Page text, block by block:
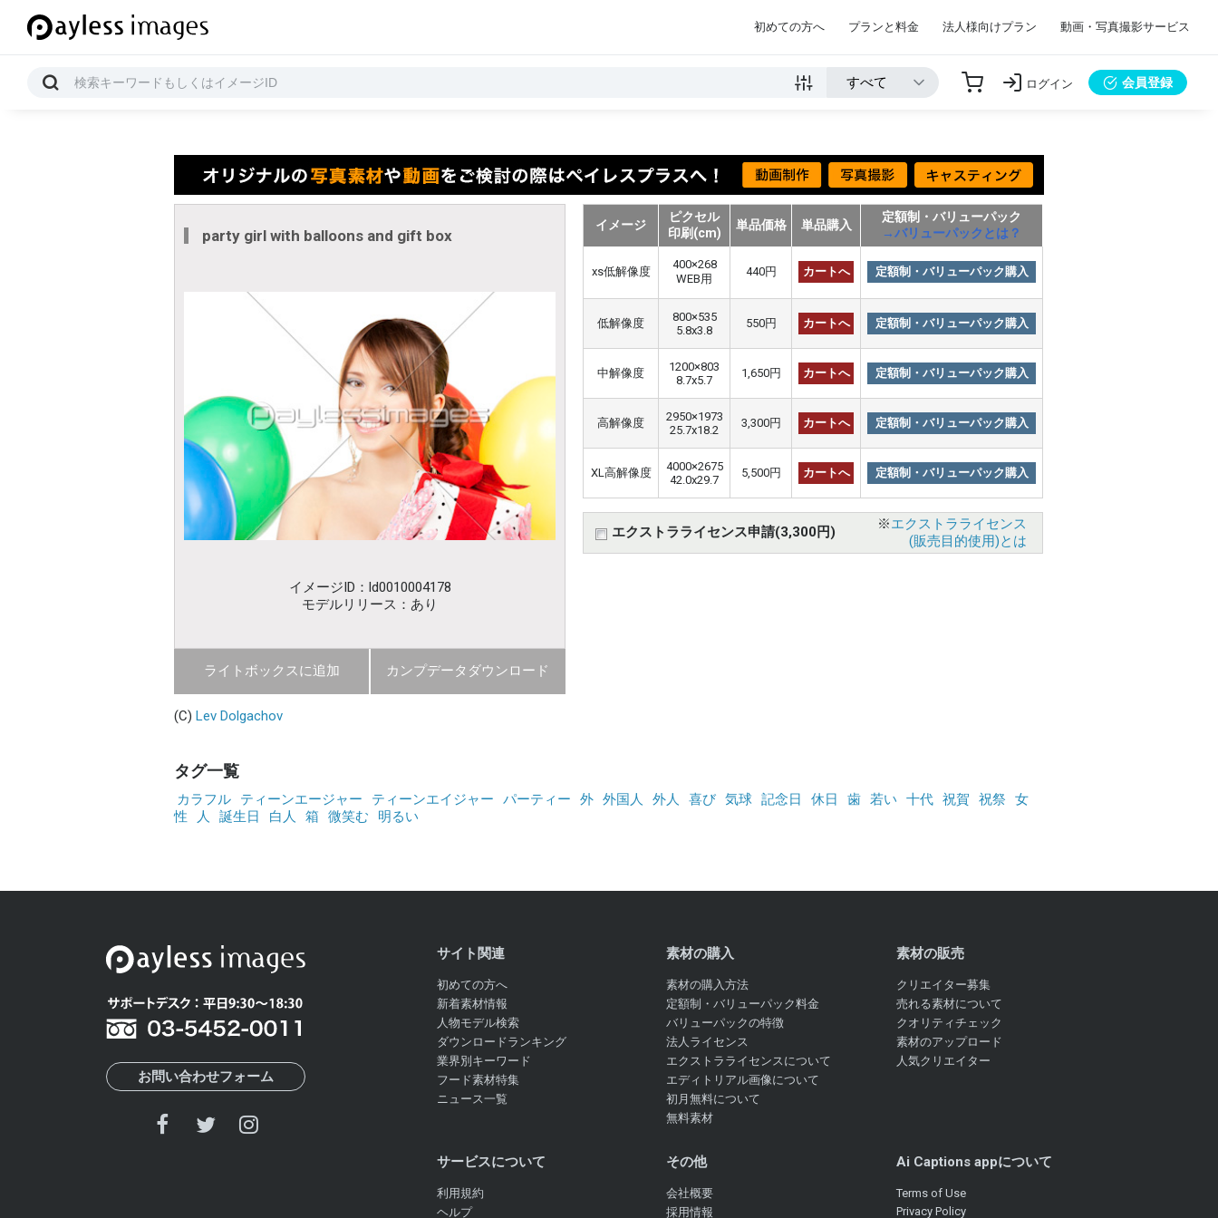
初めての方へ プランと料金 法人様向けプラン 動画・写真撮影サービス
ログイン 会員登録
party girl with balloons and gift box
イメージID：ld0010004178
モデルリリース：あり
ライトボックスに追加 カンプデータダウンロード
イメージ
ピクセル
印刷(cm)
単品価格 単品購入
定額制・バリューパック
→バリューパックとは？
xs低解像度
400×268
WEB用
440円 カートへ 定額制・バリューパック購入
低解像度
800×535
5.8x3.8
550円 カートへ 定額制・バリューパック購入
中解像度
1200×803
8.7x5.7
1,650円 カートへ 定額制・バリューパック購入
高解像度
2950×1973
25.7x18.2
3,300円 カートへ 定額制・バリューパック購入
XL高解像度
4000×2675
42.0x29.7
5,500円 カートへ 定額制・バリューパック購入
エクストラライセンス申請(3,300円) ※エクストラライセンス
(販売目的使用)とは
(C) Lev Dolgachov
タグ一覧
カラフル ティーンエージャー ティーンエイジャー パーティー 外 外国人 外人 喜び 気球 記念日 休日 歯 若い 十代 祝賀 祝祭
女
性
人 誕生日 白人 箱 微笑む 明るい
お問い合わせフォーム
サイト関連
初めての方へ
新着素材情報
人物モデル検索
ダウンロードランキング
業界別キーワード
フード素材特集
ニュース一覧
素材の購入
素材の購入方法
定額制・バリューパック料金
バリューパックの特徴
法人ライセンス
エクストラライセンスについて
エディトリアル画像について
初月無料について
無料素材
素材の販売
クリエイター募集
売れる素材について
クオリティチェック
素材のアップロード
人気クリエイター
サービスについて
利用規約
ヘルプ
その他
会社概要
採用情報
Ai Captions appについて
Terms of Use
Privacy Policy